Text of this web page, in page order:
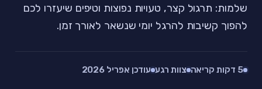
שלמות: תרגול קצר, טעויות נפוצות וטיפים שיעזרו לכם
להפוך קשיבות להרגל יומי שנשאר לאורך זמן.
5 דקות קריאה צוות רגע עודכן אפריל 2026